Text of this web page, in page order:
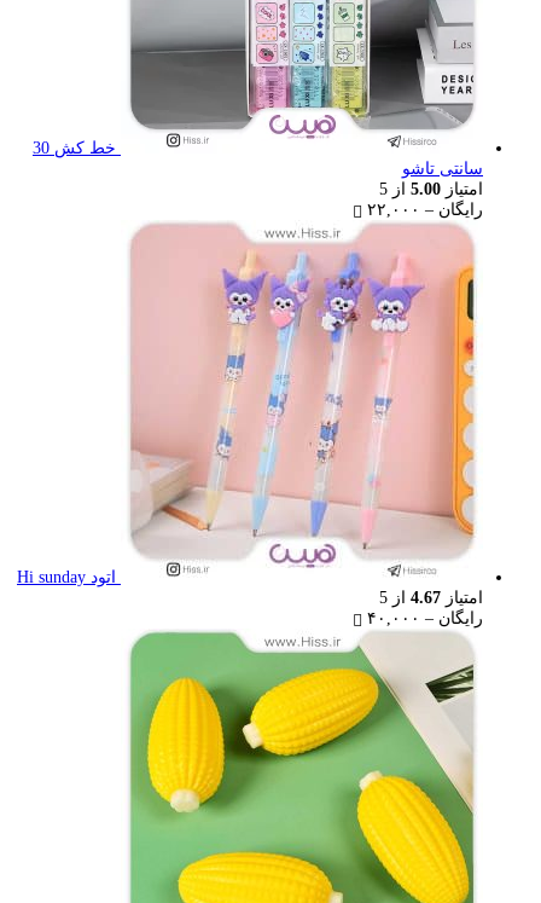
خط کش 30
سانتی تاشو
امتیاز 5.00 از 5
رایگان – ۲۲,۰۰۰
range:
رایگان
through
۲۲,۰۰۰ تومان
اتود Hi sunday
امتیاز 4.67 از 5
رایگان – ۴۰,۰۰۰
range:
رایگان
through
۴۰,۰۰۰ تومان